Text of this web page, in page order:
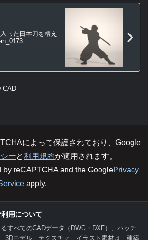
った日本刀を構え
CAD
によって保護されており、Google
ーと利用規約が適用されます。
by reCAPTCHA and the GooglePrivacy
apply.
用について
すべてのCADデータ（DWG・DXF）、ハッチ
3Dモデル、テクスチャ、イラスト素材は、建築